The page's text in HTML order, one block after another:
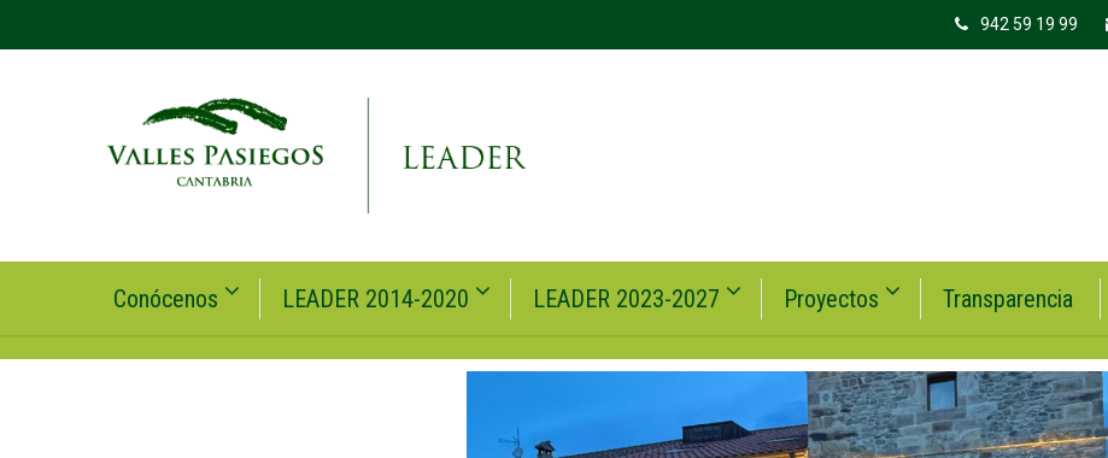
942 59 19 99
Conócenos LEADER 2014-2020 LEADER 2023-2027 Proyectos Transparencia